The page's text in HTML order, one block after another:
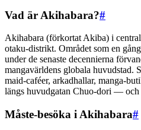
Vad är Akihabara?#
Akihabara (förkortat Akiba) i
otaku-distrikt. Området som en
under de senaste decennierna
mangavärldens globala huvudstad.
maid-caféer, arkadhallar, manga-
längs huvudgatan Chuo-dori — och
Måste-besöka i Akihabara#